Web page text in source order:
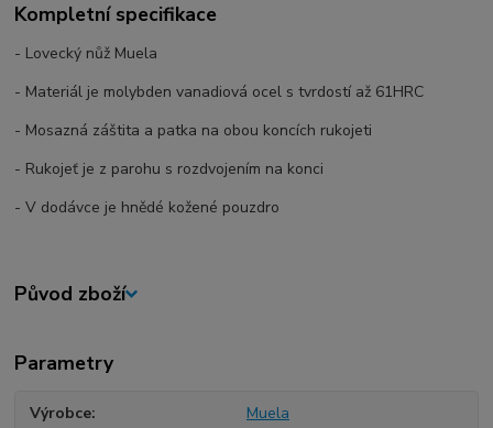
Kompletní specifikace
- Lovecký nůž Muela
- Materiál je molybden vanadiová ocel s tvrdostí až 61HRC
- Mosazná záštita a patka na obou koncích rukojeti
- Rukojeť je z parohu s rozdvojením na konci
- V dodávce je hnědé kožené pouzdro
Původ zboží
Parametry
Výrobce Muela